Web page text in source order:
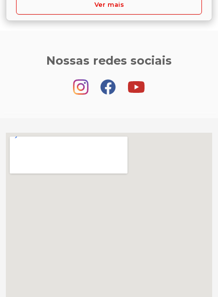
Ver mais
Nossas redes sociais